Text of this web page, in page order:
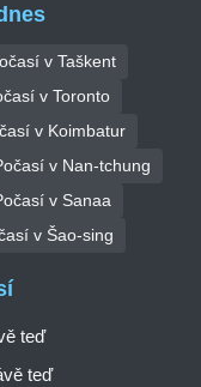
v Taškent
v Toronto
v Koimbatur
v Nan-tchung
v Sanaa
v Šao-sing
teď
teď